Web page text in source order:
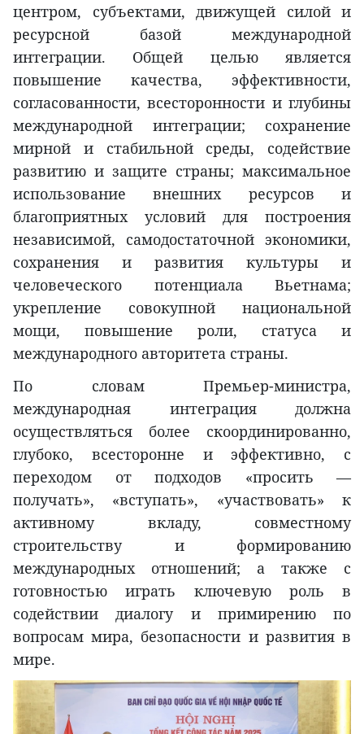
центром, субъектами, движущей силой и
ресурсной базой международной
интеграции. Общей целью является
повышение качества, эффективности,
согласованности, всесторонности и глубины
международной интеграции; сохранение
мирной и стабильной среды, содействие
развитию и защите страны; максимальное
использование внешних ресурсов и
благоприятных условий для построения
независимой, самодостаточной экономики,
сохранения и развития культуры и
человеческого потенциала Вьетнама;
укрепление совокупной национальной
мощи, повышение роли, статуса и
международного авторитета страны.
По словам Премьер-министра,
международная интеграция должна
осуществляться более скоординированно,
глубоко, всесторонне и эффективно, с
переходом от подходов «просить —
получать», «вступать», «участвовать» к
активному вкладу, совместному
строительству и формированию
международных отношений; а также с
готовностью играть ключевую роль в
содействии диалогу и примирению по
вопросам мира, безопасности и развития в
мире.